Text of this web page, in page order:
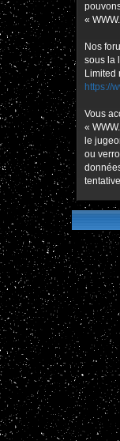
«
Nos
sous la
Limited
https://
Vous
«
le
ou